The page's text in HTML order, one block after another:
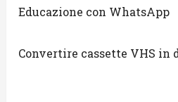
Educazione con WhatsApp
Convertire cassette VHS in